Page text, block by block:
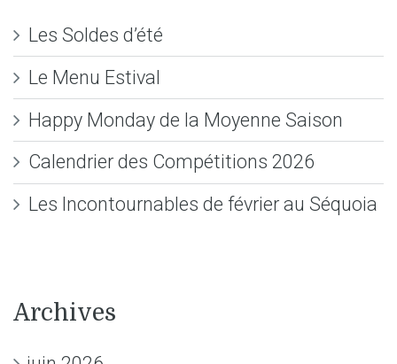
Les Soldes d’été
Le Menu Estival
Happy Monday de la Moyenne Saison
Calendrier des Compétitions 2026
Les Incontournables de février au Séquoia
Archives